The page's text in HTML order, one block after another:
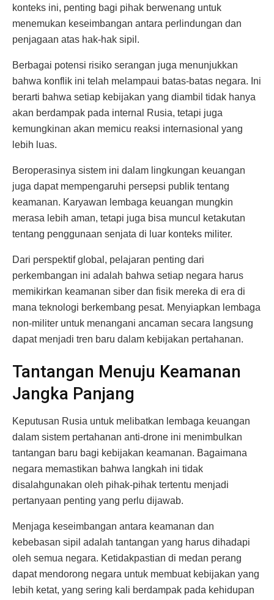
konteks ini, penting bagi pihak berwenang untuk
menemukan keseimbangan antara perlindungan dan
penjagaan atas hak-hak sipil.
Berbagai potensi risiko serangan juga menunjukkan
bahwa konflik ini telah melampaui batas-batas negara. Ini
berarti bahwa setiap kebijakan yang diambil tidak hanya
akan berdampak pada internal Rusia, tetapi juga
kemungkinan akan memicu reaksi internasional yang
lebih luas.
Beroperasinya sistem ini dalam lingkungan keuangan
juga dapat mempengaruhi persepsi publik tentang
keamanan. Karyawan lembaga keuangan mungkin
merasa lebih aman, tetapi juga bisa muncul ketakutan
tentang penggunaan senjata di luar konteks militer.
Dari perspektif global, pelajaran penting dari
perkembangan ini adalah bahwa setiap negara harus
memikirkan keamanan siber dan fisik mereka di era di
mana teknologi berkembang pesat. Menyiapkan lembaga
non-militer untuk menangani ancaman secara langsung
dapat menjadi tren baru dalam kebijakan pertahanan.
Tantangan Menuju Keamanan
Jangka Panjang
Keputusan Rusia untuk melibatkan lembaga keuangan
dalam sistem pertahanan anti-drone ini menimbulkan
tantangan baru bagi kebijakan keamanan. Bagaimana
negara memastikan bahwa langkah ini tidak
disalahgunakan oleh pihak-pihak tertentu menjadi
pertanyaan penting yang perlu dijawab.
Menjaga keseimbangan antara keamanan dan
kebebasan sipil adalah tantangan yang harus dihadapi
oleh semua negara. Ketidakpastian di medan perang
dapat mendorong negara untuk membuat kebijakan yang
lebih ketat, yang sering kali berdampak pada kehidupan